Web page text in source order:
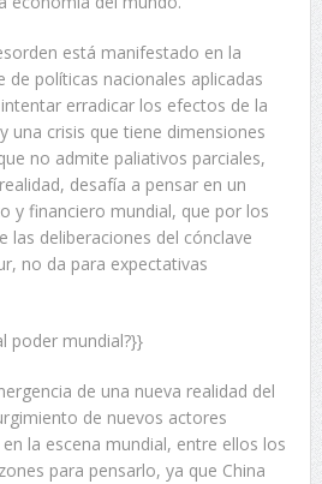
está manifestado en la
de políticas nacionales aplicadas
erradicar los efectos de la
una crisis que tiene dimensiones
no admite paliativos parciales,
desafía a pensar en un
y financiero mundial, que por los
las deliberaciones del cónclave
no da para expectativas
poder mundial?}}
de una nueva realidad del
de nuevos actores
la escena mundial, entre ellos los
para pensarlo, ya que China